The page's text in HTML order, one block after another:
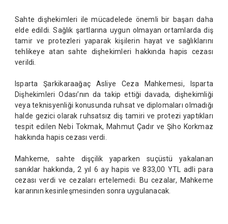
Sahte dişhekimleri ile mücadelede önemli bir başarı daha
elde edildi. Sağlık şartlarına uygun olmayan ortamlarda diş
tamir ve protezleri yaparak kişilerin hayat ve sağlıklarını
tehlikeye atan sahte dişhekimleri hakkında hapis cezası
verildi.
Isparta Şarkikaraağaç Asliye Ceza Mahkemesi, Isparta
Dişhekimleri Odası’nın da takip ettiği davada, dişhekimliği
veya teknisyenliği konusunda ruhsat ve diplomaları olmadığı
halde gezici olarak ruhsatsız diş tamiri ve protezi yaptıkları
tespit edilen Nebi Tokmak, Mahmut Çadır ve Şiho Korkmaz
hakkında hapis cezası verdi.
Mahkeme, sahte dişçilik yaparken suçüstü yakalanan
sanıklar hakkında, 2 yıl 6 ay hapis ve 833,00 YTL adli para
cezası verdi ve cezaları ertelemedi. Bu cezalar, Mahkeme
kararının kesinleşmesinden sonra uygulanacak.